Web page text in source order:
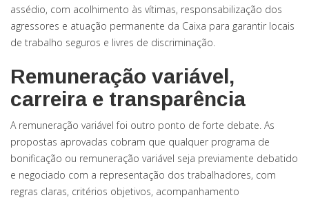
assédio, com acolhimento às vítimas, responsabilização dos
agressores e atuação permanente da Caixa para garantir locais
de trabalho seguros e livres de discriminação.
Remuneração variável,
carreira e transparência
A remuneração variável foi outro ponto de forte debate. As
propostas aprovadas cobram que qualquer programa de
bonificação ou remuneração variável seja previamente debatido
e negociado com a representação dos trabalhadores, com
regras claras, critérios objetivos, acompanhamento